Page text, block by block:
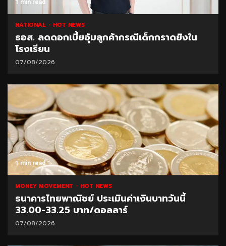
1 min read
NATIONAL HOT NEWS
ธอส. ลดดอกเบี้ยอุ้มลูกค้ากรณีเด็กกราดยิงใน
โรงเรียน
07/08/2026
1 min read
MONEY MOVEMENT HOT NEWS
ธนาคารไทยพาณิชย์ ประเมินค่าเงินบาทวันนี้
33.00-33.25 บาท/ดอลลาร์
07/08/2026